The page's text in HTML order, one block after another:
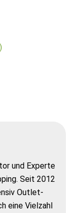
und Experte
Seit 2012
Outlet-
eine Vielzahl